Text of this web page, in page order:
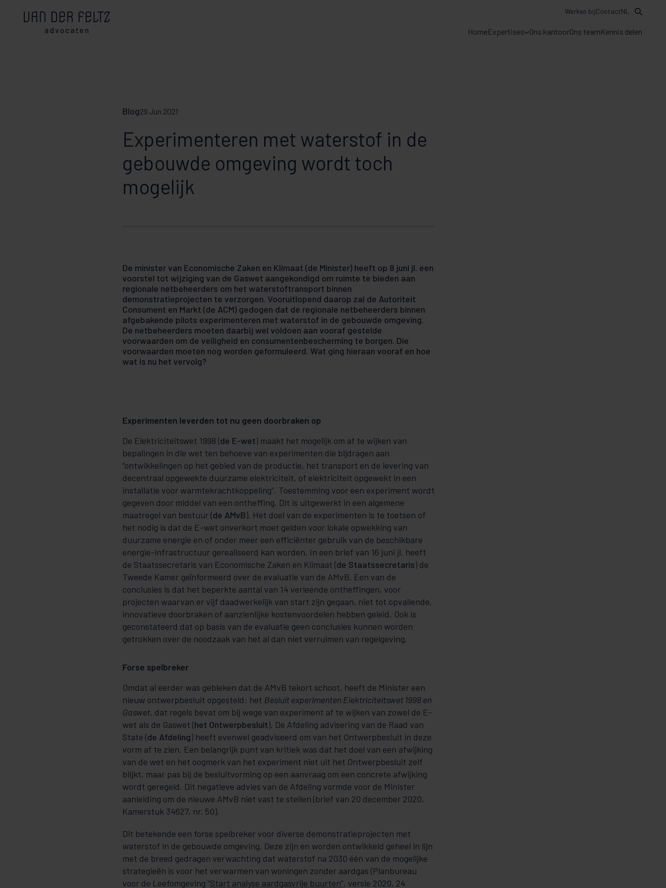
HomeExpertises Ons kantoorOns teamKennis delen
Werken bijContactNL
Blog29 Jun 2021
Experimenteren met waterstof in de
gebouwde omgeving wordt toch
mogelijk
De minister van Economische Zaken en Klimaat (de Minister) heeft op 8 juni jl. een
voorstel tot wijziging van de Gaswet aangekondigd om ruimte te bieden aan
regionale netbeheerders om het waterstoftransport binnen
demonstratieprojecten te verzorgen. Vooruitlopend daarop zal de Autoriteit
Consument en Markt (de ACM) gedogen dat de regionale netbeheerders binnen
afgebakende pilots experimenteren met waterstof in de gebouwde omgeving.
De netbeheerders moeten daarbij wel voldoen aan vooraf gestelde
voorwaarden om de veiligheid en consumentenbescherming te borgen. Die
voorwaarden moeten nog worden geformuleerd. Wat ging hieraan vooraf en hoe
wat is nu het vervolg?
Experimenten leverden tot nu geen doorbraken op
De Elektriciteitswet 1998 (de E-wet) maakt het mogelijk om af te wijken van
bepalingen in die wet ten behoeve van experimenten die bijdragen aan
“ontwikkelingen op het gebied van de productie, het transport en de levering van
decentraal opgewekte duurzame elektriciteit, of elektriciteit opgewekt in een
installatie voor warmtekrachtkoppeling”. Toestemming voor een experiment wordt
gegeven door middel van een ontheffing. Dit is uitgewerkt in een algemene
maatregel van bestuur (de AMvB). Het doel van de experimenten is te toetsen of
het nodig is dat de E-wet onverkort moet gelden voor lokale opwekking van
duurzame energie en of onder meer een efficiënter gebruik van de beschikbare
energie-infrastructuur gerealiseerd kan worden. In een brief van 16 juni jl. heeft
de Staatssecretaris van Economische Zaken en Klimaat (de Staatssecretaris) de
Tweede Kamer geïnformeerd over de evaluatie van de AMvB. Een van de
conclusies is dat het beperkte aantal van 14 verleende ontheffingen, voor
projecten waarvan er vijf daadwerkelijk van start zijn gegaan, niet tot opvallende,
innovatieve doorbraken of aanzienlijke kostenvoordelen hebben geleid. Ook is
geconstateerd dat op basis van de evaluatie geen conclusies kunnen worden
getrokken over de noodzaak van het al dan niet verruimen van regelgeving.
Forse spelbreker
Omdat al eerder was gebleken dat de AMvB tekort schoot, heeft de Minister een
nieuw ontwerpbesluit opgesteld: het Besluit experimenten Elektriciteitswet 1998 en
Gaswet, dat regels bevat om bij wege van experiment af te wijken van zowel de E-
wet als de Gaswet (het Ontwerpbesluit). De Afdeling advisering van de Raad van
State (de Afdeling) heeft evenwel geadviseerd om van het Ontwerpbesluit in deze
vorm af te zien. Een belangrijk punt van kritiek was dat het doel van een afwijking
van de wet en het oogmerk van het experiment niet uit het Ontwerpbesluit zelf
blijkt, maar pas bij de besluitvorming op een aanvraag om een concrete afwijking
wordt geregeld. Dit negatieve advies van de Afdeling vormde voor de Minister
aanleiding om de nieuwe AMvB niet vast te stellen (brief van 20 december 2020,
Kamerstuk 34627, nr. 50).
Dit betekende een forse spelbreker voor diverse demonstratieprojecten met
waterstof in de gebouwde omgeving. Deze zijn en worden ontwikkeld geheel in lijn
met de breed gedragen verwachting dat waterstof na 2030 één van de mogelijke
strategieën is voor het verwarmen van woningen zonder aardgas (Planbureau
voor de Leefomgeving “Start analyse aardgasvrije buurten”, versie 2020, 24